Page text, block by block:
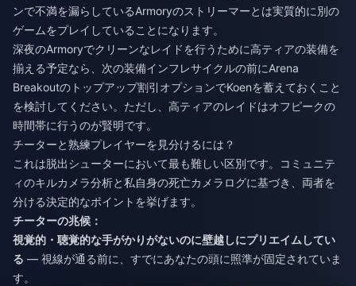
ンで不満を漏らしているArmoryのストリーマーとは実質的に別の
ゲームをプレイしていることになります。
深夜のArmoryでクリーンなレイドを行うために高ティアの装備を
揃える予定なら、次の装備インフレサイクルの前にArena
Breakoutのトップアップ割引 オプションでKoenを蓄えておくこと
を検討してください。ただし、高ティアのレイドはオフピークの
時間帯に行うのが賢明です。
チーターと熟練プレイヤーを見分けるには？
これは脱出シューターにおいて最も難しい区別です。コミュニテ
ィのキルカメラ分析と私自身の死亡カメラログに基づき、両者を
分ける決定的なポイントを挙げます。
チーターの兆候：
視覚的・聴覚的な手がかりがないのに壁越しにプリエイムしてい
る — 視線が通る前に、すでにあなたの頭に照準が固定されていま
す。